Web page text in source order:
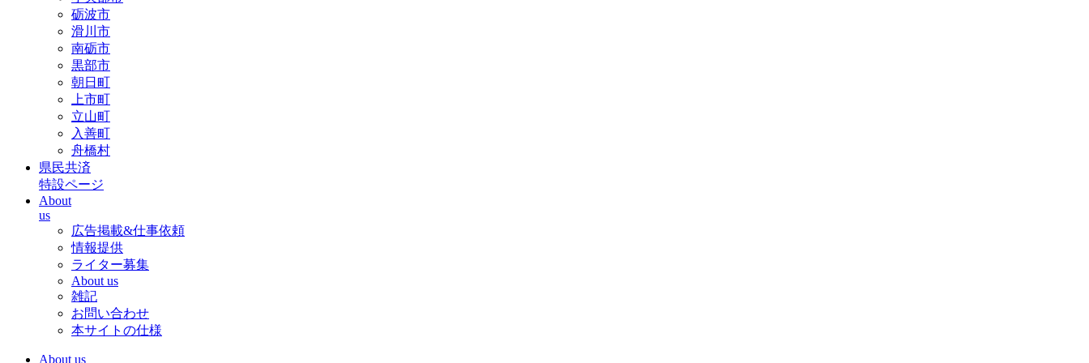
砺波市
滑川市
南砺市
黒部市
朝日町
上市町
立山町
入善町
舟橋村
県民共済
特設ページ
About
us
広告掲載&仕事依頼
情報提供
ライター募集
About us
雑記
お問い合わせ
本サイトの仕様
About us